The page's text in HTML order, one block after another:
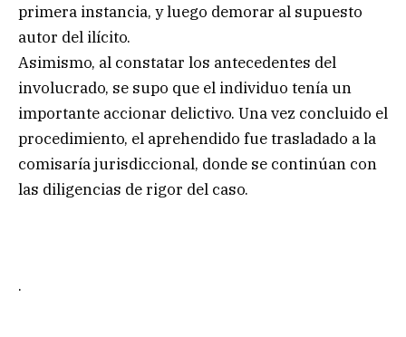
primera instancia, y luego demorar al supuesto
autor del ilícito.
Asimismo, al constatar los antecedentes del
involucrado, se supo que el individuo tenía un
importante accionar delictivo. Una vez concluido el
procedimiento, el aprehendido fue trasladado a la
comisaría jurisdiccional, donde se continúan con
las diligencias de rigor del caso.
.